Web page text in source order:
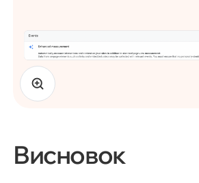
Висновок